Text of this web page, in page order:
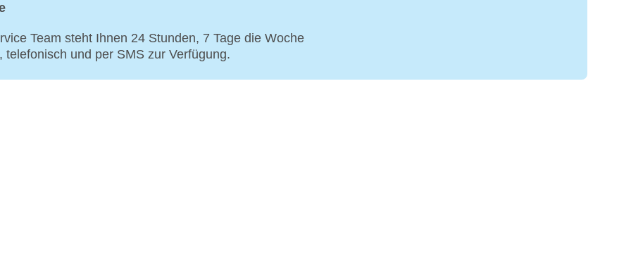
Team steht Ihnen 24 Stunden, 7 Tage die Woche
und per SMS zur Verfügung.